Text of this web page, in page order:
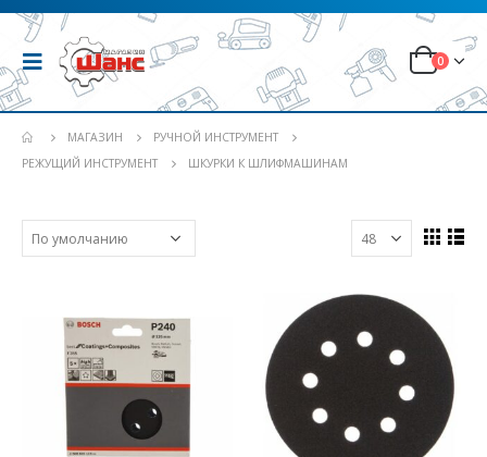
0
МАГАЗИН
РУЧНОЙ ИНСТРУМЕНТ
РЕЖУЩИЙ ИНСТРУМЕНТ
ШКУРКИ К ШЛИФМАШИНАМ